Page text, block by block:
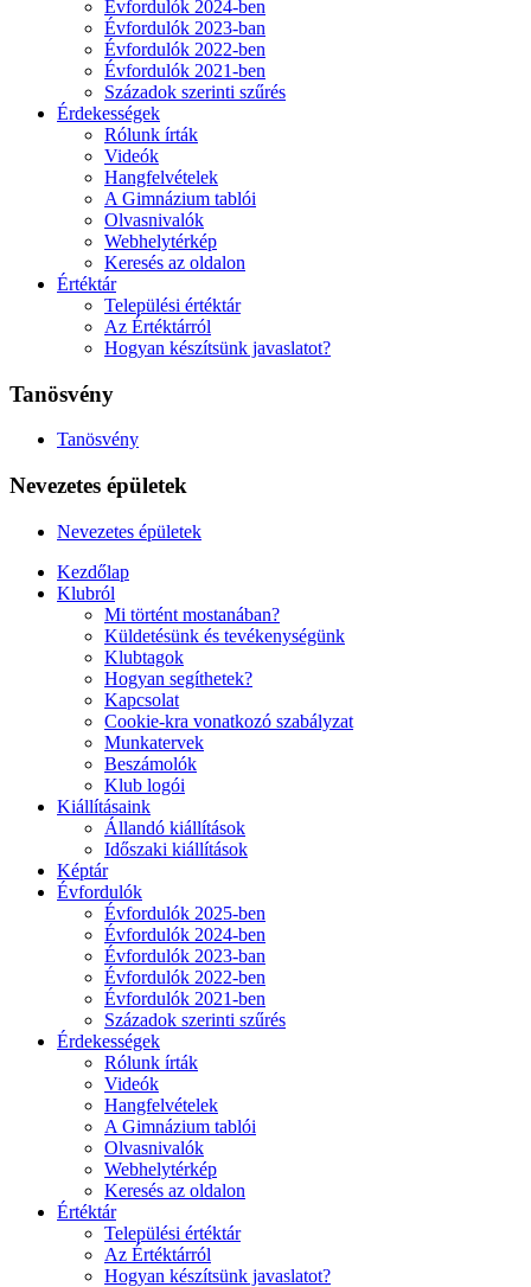
Évfordulók 2024-ben
Évfordulók 2023-ban
Évfordulók 2022-ben
Évfordulók 2021-ben
Századok szerinti szűrés
Érdekességek
Rólunk írták
Videók
Hangfelvételek
A Gimnázium tablói
Olvasnivalók
Webhelytérkép
Keresés az oldalon
Értéktár
Települési értéktár
Az Értéktárról
Hogyan készítsünk javaslatot?
Tanösvény
Tanösvény
Nevezetes épületek
Nevezetes épületek
Kezdőlap
Klubról
Mi történt mostanában?
Küldetésünk és tevékenységünk
Klubtagok
Hogyan segíthetek?
Kapcsolat
Cookie-kra vonatkozó szabályzat
Munkatervek
Beszámolók
Klub logói
Kiállításaink
Állandó kiállítások
Időszaki kiállítások
Képtár
Évfordulók
Évfordulók 2025-ben
Évfordulók 2024-ben
Évfordulók 2023-ban
Évfordulók 2022-ben
Évfordulók 2021-ben
Századok szerinti szűrés
Érdekességek
Rólunk írták
Videók
Hangfelvételek
A Gimnázium tablói
Olvasnivalók
Webhelytérkép
Keresés az oldalon
Értéktár
Települési értéktár
Az Értéktárról
Hogyan készítsünk javaslatot?